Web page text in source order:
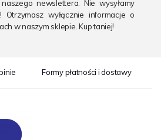
newslettera. Nie wysyłamy
Otrzymasz wyłącznie informacje o
w naszym sklepie. Kup taniej!
Formy płatności i dostawy